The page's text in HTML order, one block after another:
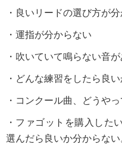
・良いリードの選び方が
・運指が分からない
・吹いていて鳴らない音
・どんな練習をしたら良
・コンクール曲、どうや
・ファゴットを購入した
選んだら良いか分からない